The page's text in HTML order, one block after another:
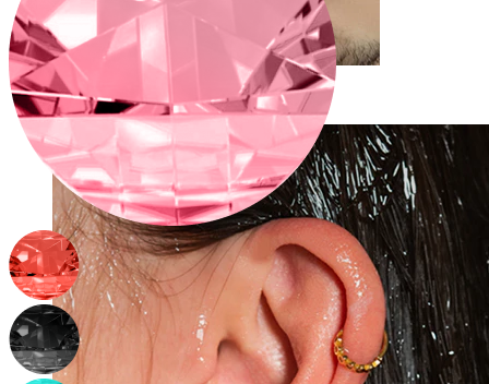
Clip-on